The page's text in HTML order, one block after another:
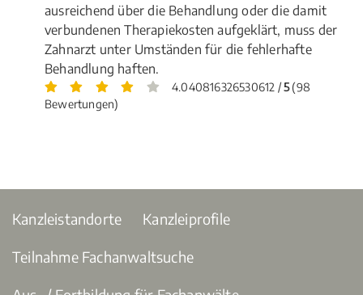
ausreichend über die Behandlung oder die damit
verbundenen Therapiekosten aufgeklärt, muss der
Zahnarzt unter Umständen für die fehlerhafte
Behandlung haften.
4.040816326530612 /5(98
Bewertungen)
Kanzleistandorte Kanzleiprofile
Teilnahme Fachanwaltsuche